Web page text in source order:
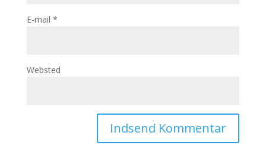
E-mail *
Websted